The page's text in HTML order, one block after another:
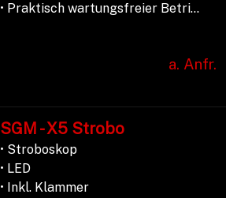
• Praktisch wartungsfreier Betri...
a. Anfr.
SGM - X5 Strobo
• Stroboskop
• LED
• Inkl. Klammer